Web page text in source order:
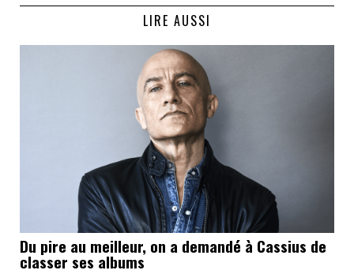
LIRE AUSSI
Du pire au meilleur, on a demandé à Cassius de
classer ses albums